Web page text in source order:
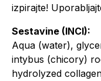
izpirajte!
Sestavine (INCI):
Aqua (water),
intybus (chicory)
hydrolyzed